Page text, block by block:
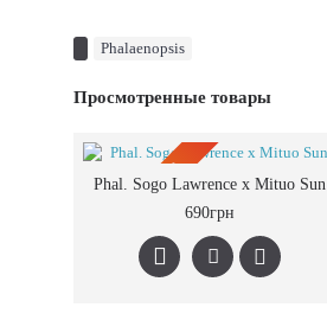
Phalaenopsis
Просмотренные товары
ПРЕДЗАКАЗ
Phal. Sogo Lawrence x Mituo Sun
690грн